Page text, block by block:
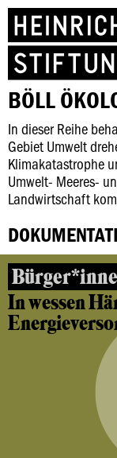
BÖLL
In dieser Reihe
Gebiet Umwelt
Klimakatastrophe
Umwelt- Meeres-
Landwirtschaft
In wessen